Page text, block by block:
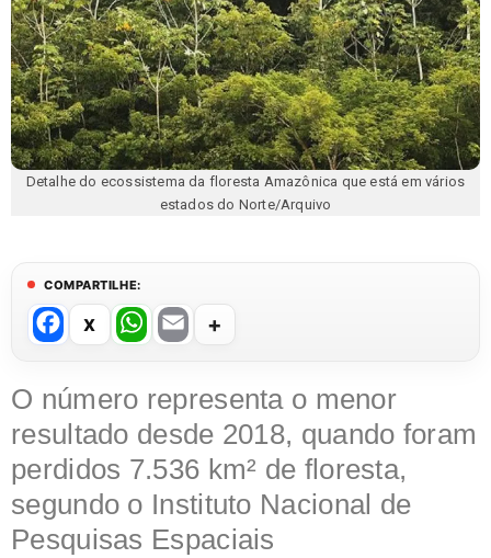
Detalhe do ecossistema da floresta Amazônica que está em vários
estados do Norte/Arquivo
COMPARTILHE:
F
c
e
b
o
o
W
at
s
A
p
p
E
ail
O número representa o menor
resultado desde 2018, quando foram
perdidos 7.536 km² de floresta,
segundo o Instituto Nacional de
Pesquisas Espaciais